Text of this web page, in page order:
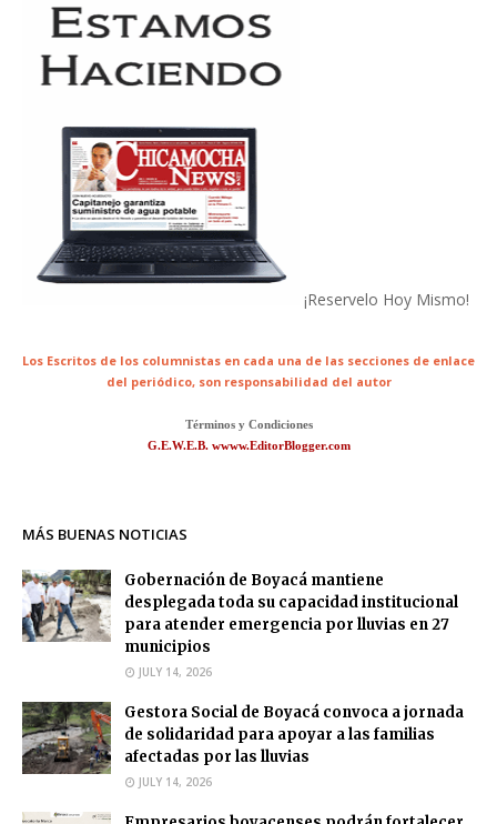
¡Reservelo Hoy Mismo!
Los Escritos de los columnistas en cada una de las secciones de enlace
del periódico, son responsabilidad del autor
Términos y Condiciones
G.E.W.E.B. wwww.EditorBlogger.com
MÁS BUENAS NOTICIAS
Gobernación de Boyacá mantiene
desplegada toda su capacidad institucional
para atender emergencia por lluvias en 27
municipios
JULY 14, 2026
Gestora Social de Boyacá convoca a jornada
de solidaridad para apoyar a las familias
afectadas por las lluvias
JULY 14, 2026